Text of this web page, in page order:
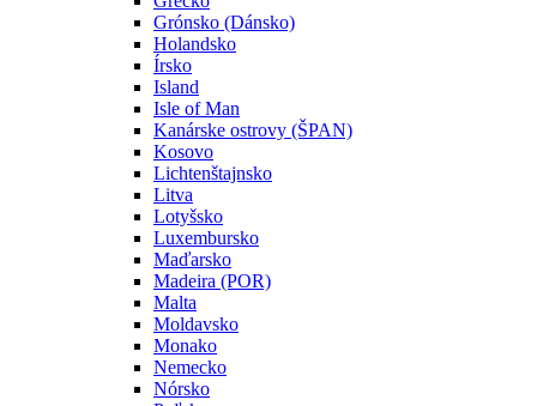
Grónsko (Dánsko)
Holandsko
Írsko
Island
Isle of Man
Kanárske ostrovy (ŠPAN)
Kosovo
Lichtenštajnsko
Litva
Lotyšsko
Luxembursko
Maďarsko
Madeira (POR)
Malta
Moldavsko
Monako
Nemecko
Nórsko